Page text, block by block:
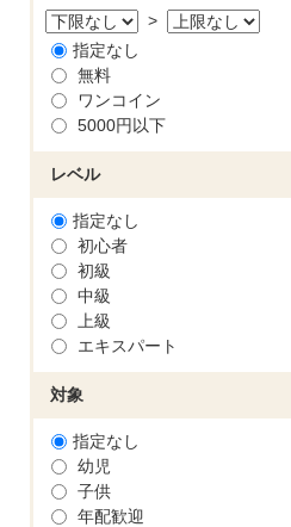
>
指定なし
無料
ワンコイン
5000円以下
レベル
指定なし
初心者
初級
中級
上級
エキスパート
対象
指定なし
幼児
子供
年配歓迎